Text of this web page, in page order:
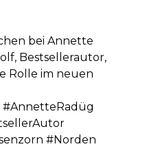
bei Annette
Bestsellerautor,
Rolle im neuen
#Norden